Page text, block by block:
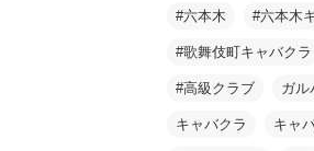
#六本木 #六本木
#歌舞伎町キャバクラ
#高級クラブ ガル
キャバクラ キャ